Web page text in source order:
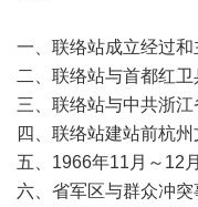
一、联络站成立经过和
二、联络站与首都红卫
三、联络站与中共浙
四、联络站建站前杭
五、1966年11月～12
六、省军区与群众冲突